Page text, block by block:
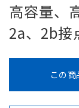
高容量、
2a、2b接
この